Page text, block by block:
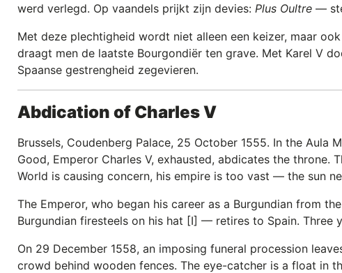
werd verlegd. Op vaandels prijkt zijn devies: Plus Oultre —
Met deze plechtigheid wordt niet alleen een keizer, maar
draagt men de laatste Bourgondiër ten grave. Met Karel V
Spaanse gestrengheid zegevieren.
Abdication of Charles V
Brussels, Coudenberg Palace, 25 October 1555. In the
Good, Emperor Charles V, exhausted, abdicates the
World is causing concern, his empire is too vast — the sun
The Emperor, who began his career as a Burgundian from
Burgundian firesteels on his hat [I] — retires to Spain. Three
On 29 December 1558, an imposing funeral procession
crowd behind wooden fences. The eye-catcher is a float in